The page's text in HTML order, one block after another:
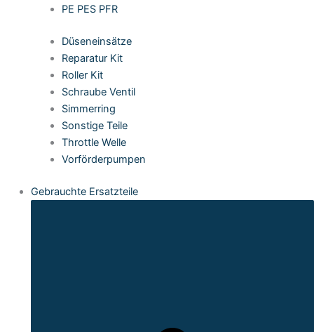
PE PES PFR
Düseneinsätze
Reparatur Kit
Roller Kit
Schraube Ventil
Simmerring
Sonstige Teile
Throttle Welle
Vorförderpumpen
Gebrauchte Ersatzteile